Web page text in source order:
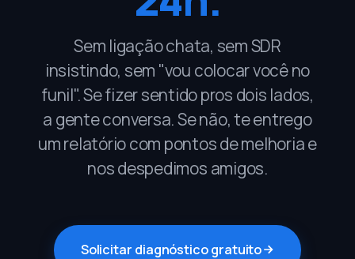
Sem ligação chata, sem SDR
insistindo, sem "vou colocar você no
funil". Se fizer sentido pros dois lados,
a gente conversa. Se não, te entrego
um relatório com pontos de melhoria e
nos despedimos amigos.
Solicitar diagnóstico gratuito